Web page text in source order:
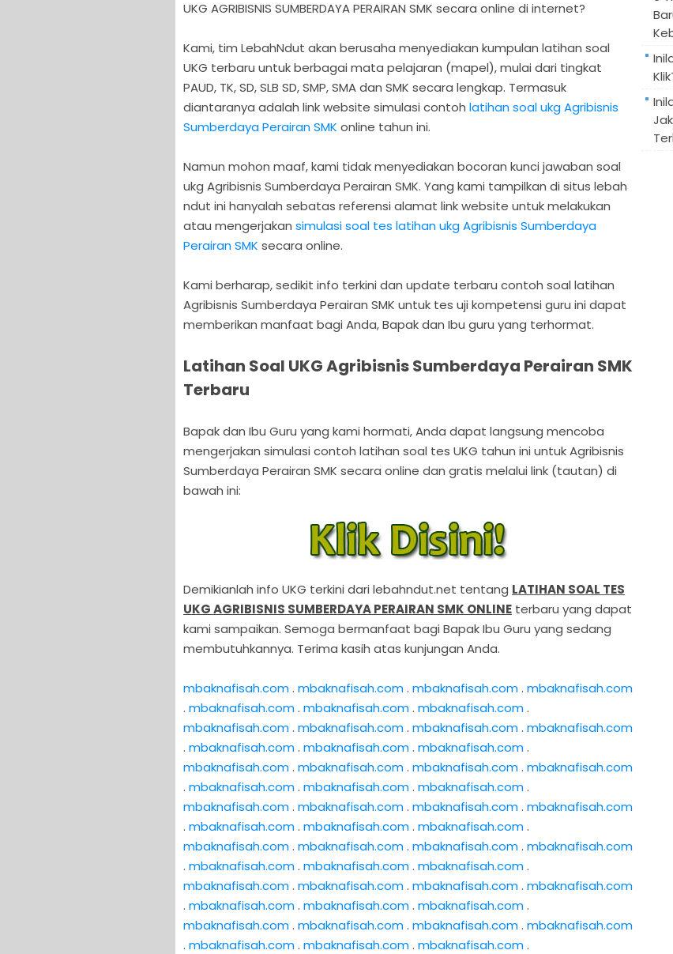
UKG AGRIBISNIS SUMBERDAYA PERAIRAN SMK secara online di internet?
Kami, tim LebahNdut akan berusaha menyediakan kumpulan latihan soal
UKG terbaru untuk berbagai mata pelajaran (mapel), mulai dari tingkat
PAUD, TK, SD, SLB SD, SMP, SMA dan SMK secara lengkap. Termasuk
diantaranya adalah link website simulasi contoh latihan soal ukg Agribisnis
Sumberdaya Perairan SMK online tahun ini.
Namun mohon maaf, kami tidak menyediakan bocoran kunci jawaban soal
ukg Agribisnis Sumberdaya Perairan SMK. Yang kami tampilkan di situs lebah
ndut ini hanyalah sebatas referensi alamat link website untuk melakukan
atau mengerjakan simulasi soal tes latihan ukg Agribisnis Sumberdaya
Perairan SMK secara online.
Kami berharap, sedikit info terkini dan update terbaru contoh soal latihan
Agribisnis Sumberdaya Perairan SMK untuk tes uji kompetensi guru ini dapat
memberikan manfaat bagi Anda, Bapak dan Ibu guru yang terhormat.
Latihan Soal UKG Agribisnis Sumberdaya Perairan SMK
Terbaru
Bapak dan Ibu Guru yang kami hormati, Anda dapat langsung mencoba
mengerjakan simulasi contoh latihan soal tes UKG tahun ini untuk Agribisnis
Sumberdaya Perairan SMK secara online dan gratis melalui link (tautan) di
bawah ini:
Demikianlah info UKG terkini dari lebahndut.net tentang LATIHAN SOAL TES
UKG AGRIBISNIS SUMBERDAYA PERAIRAN SMK ONLINE terbaru yang dapat
kami sampaikan. Semoga bermanfaat bagi Bapak Ibu Guru yang sedang
membutuhkannya. Terima kasih atas kunjungan Anda.
mbaknafisah.com. mbaknafisah.com. mbaknafisah.com. mbaknafisah.com
. mbaknafisah.com. mbaknafisah.com. mbaknafisah.com.
mbaknafisah.com. mbaknafisah.com. mbaknafisah.com. mbaknafisah.com
. mbaknafisah.com. mbaknafisah.com. mbaknafisah.com.
mbaknafisah.com. mbaknafisah.com. mbaknafisah.com. mbaknafisah.com
. mbaknafisah.com. mbaknafisah.com. mbaknafisah.com.
mbaknafisah.com. mbaknafisah.com. mbaknafisah.com. mbaknafisah.com
. mbaknafisah.com. mbaknafisah.com. mbaknafisah.com.
mbaknafisah.com. mbaknafisah.com. mbaknafisah.com. mbaknafisah.com
. mbaknafisah.com. mbaknafisah.com. mbaknafisah.com.
mbaknafisah.com. mbaknafisah.com. mbaknafisah.com. mbaknafisah.com
. mbaknafisah.com. mbaknafisah.com. mbaknafisah.com.
mbaknafisah.com. mbaknafisah.com. mbaknafisah.com. mbaknafisah.com
. mbaknafisah.com. mbaknafisah.com. mbaknafisah.com.